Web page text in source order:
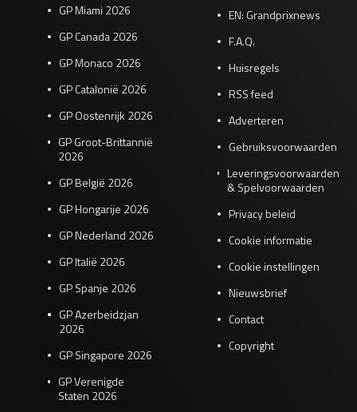
GP Miami 2026
GP Canada 2026
GP Monaco 2026
GP Catalonië 2026
GP Oostenrijk 2026
GP Groot-Brittannië
2026
GP België 2026
GP Hongarije 2026
GP Nederland 2026
GP Italië 2026
GP Spanje 2026
GP Azerbeidzjan
2026
GP Singapore 2026
GP Verenigde
Staten 2026
EN: Grandprixnews
F.A.Q.
Huisregels
RSS feed
Adverteren
Gebruiksvoorwaarden
Leveringsvoorwaarden
& Spelvoorwaarden
Privacy beleid
Cookie informatie
Cookie instellingen
Nieuwsbrief
Contact
Copyright